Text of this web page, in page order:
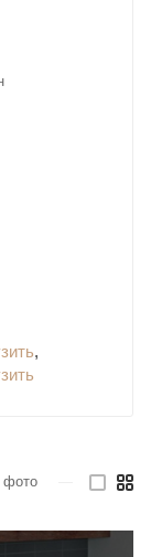
,
фото